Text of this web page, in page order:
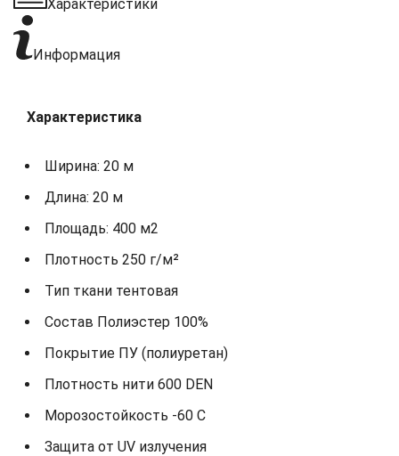
Характеристики
Информация
Характеристика
Ширина: 20 м
Длина: 20 м
Площадь: 400 м2
Плотность 250 г/м²
Тип ткани тентовая
Состав Полиэстер 100%
Покрытие ПУ (полиуретан)
Плотность нити 600 DEN
Морозостойкость -60 С
Защита от UV излучения